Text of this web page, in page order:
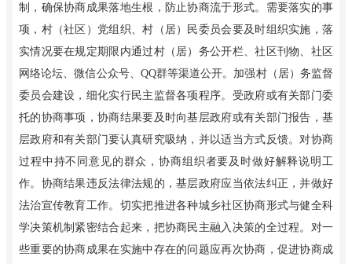
制，确保协商成果落地生根，防止协商流于形式。需要落实的事
项，村（社区）党组织、村（居）民委员会要及时组织实施，落
实情况要在规定期限内通过村（居）务公开栏、社区刊物、社区
网络论坛、微信公众号、QQ群等渠道公开。加强村（居）务监督
委员会建设，细化实行民主监督各项程序。受政府或有关部门委
托的协商事项，协商结果要及时向基层政府或有关部门报告，基
层政府和有关部门要认真研究吸纳，并以适当方式反馈。对协商
过程中持不同意见的群众，协商组织者要及时做好解释说明工
作。协商结果违反法律法规的，基层政府应当依法纠正，并做好
法治宣传教育工作。切实把推进各种城乡社区协商形式与健全科
学决策机制紧密结合起来，把协商民主融入决策的全过程。对一
些重要的协商成果在实施中存在的问题应再次协商，促进协商成